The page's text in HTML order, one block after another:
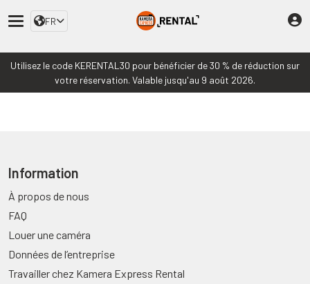
FR
Utilisez le code KERENTAL30 pour bénéficier de 30 % de réduction sur
votre réservation. Valable jusqu'au 9 août 2026.
Information
À propos de nous
FAQ
Louer une caméra
Données de l’entreprise
Travailler chez Kamera Express Rental